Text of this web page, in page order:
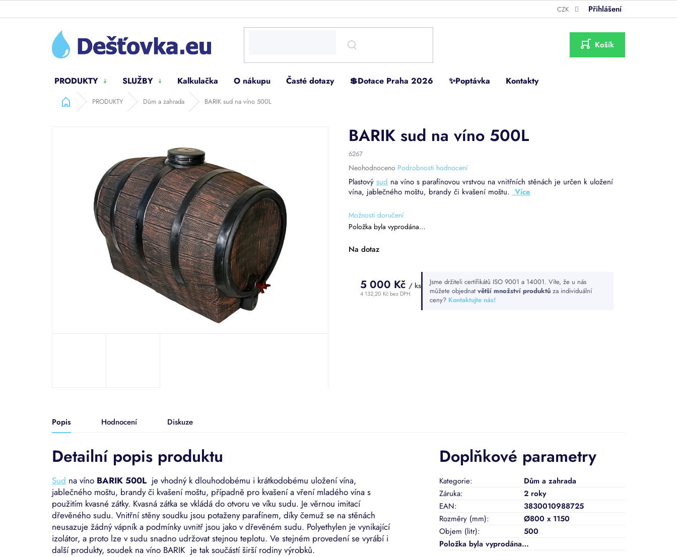
CZK Přihlášení
NÁKUPNÍ
KOŠÍK
PRODUKTY SLUŽBY Kalkulačka O nákupu Časté dotazy 💲Dotace Praha 2026 ✨Poptávka Kontakty
Domů PRODUKTY Dům a zahrada BARIK sud na víno 500L
Možnosti doručení
Položka byla vyprodána…
Plastový sud na víno s parafínovou vrstvou na vnitřních stěnách je určen k uložení
vína, jablečného moštu, brandy či kvašení moštu.
BARIK sud na víno 500L
6267
Průměrné
hodnocení
produktu
je
z
5
hvězdiček.
Neohodnoceno Podrobnosti hodnocení
Na dotaz
5 000 Kč / ks
4 132,20 Kč bez DPH
Jsme držiteli certifikátů ISO 9001 a 14001. Víte, že u nás
můžete objednat větší množství produktů za individuální
ceny? Kontaktujte nás!
Popis Hodnocení Diskuze
Detailní popis produktu
Sud na víno BARIK 500L je vhodný k dlouhodobému i krátkodobému uložení vína,
jablečného moštu, brandy či kvašení moštu, případně pro kvašení a vření mladého vína s
použitím kvasné zátky. Kvasná zátka se vkládá do otvoru ve víku sudu. Je věrnou imitací
dřevěného sudu. Vnitřní stěny soudku jsou potaženy parafínem, díky čemuž se na stěnách
neusazuje žádný vápník a podmínky uvnitř jsou jako v dřevěném sudu. Polyethylen je vynikající
izolátor, a proto lze v sudu snadno udržovat stejnou teplotu. Ve stejném provedení se vyrábí i
další produkty, soudek na víno BARIK je tak součástí širší rodiny výrobků.
Doplňkové parametry
Kategorie:
Dům a zahrada
Záruka:
2 roky
EAN:
3830010988725
Rozměry (mm):
Ø800 x 1150
Objem (litr):
500
Položka byla vyprodána…